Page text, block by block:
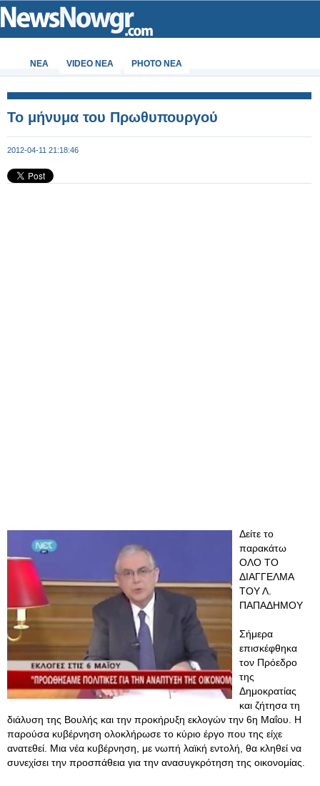
ΝΕΑ VIDEO NEA PHOTO NEA
Το μήνυμα του Πρωθυπουργού
2012-04-11 21:18:46
Δείτε το
παρακάτω
ΟΛΟ ΤΟ
ΔΙΑΓΓΕΛΜΑ
ΤΟΥ Λ.
ΠΑΠΑΔΗΜΟΥ
Σήμερα
επισκέφθηκα
τον Πρόεδρο
της
Δημοκρατίας
και ζήτησα τη
διάλυση της Βουλής και την προκήρυξη εκλογών την 6η Μαΐου. Η
παρούσα κυβέρνηση ολοκλήρωσε το κύριο έργο που της είχε
ανατεθεί. Μια νέα κυβέρνηση, με νωπή λαϊκή εντολή, θα κληθεί να
συνεχίσει την προσπάθεια για την ανασυγκρότηση της οικονομίας.